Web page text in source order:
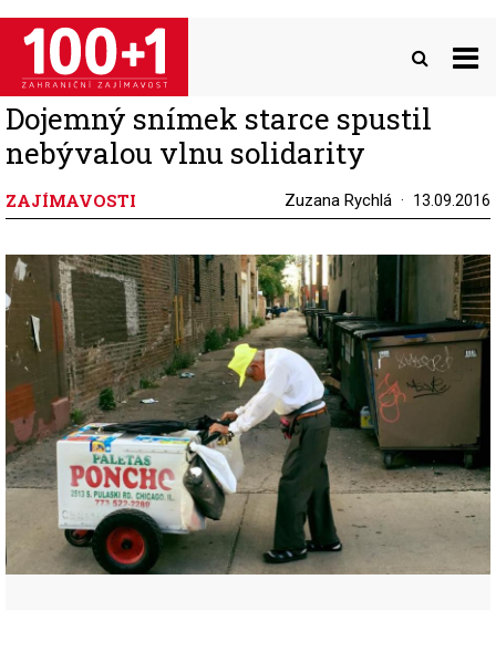
Přejít
hlavnímu
obsahu
Dojemný snímek starce spustil
nebývalou vlnu solidarity
ZAJÍMAVOSTI Zuzana Rychlá 13.09.2016